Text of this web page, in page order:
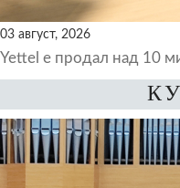
03 август, 2026
Yettel е продал над 10